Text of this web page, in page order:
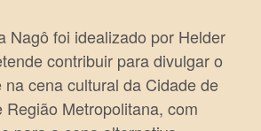
Nagô foi idealizado por Helder
contribuir para divulgar o
cena cultural da Cidade de
Região Metropolitana, com